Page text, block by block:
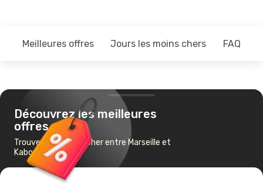
Meilleures offres Jours les moins chers FAQ
Découvrez les meilleures
offres
Trouvez un vol pas cher entre Marseille et
Kaboul